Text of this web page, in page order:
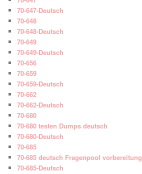
70-647-Deutsch
70-648
70-648-Deutsch
70-649
70-649-Deutsch
70-656
70-659
70-659-Deutsch
70-662
70-662-Deutsch
70-680
70-680 testen Dumps deutsch
70-680-Deutsch
70-685
70-685 deutsch Fragenpool vorbereitung
70-685-Deutsch